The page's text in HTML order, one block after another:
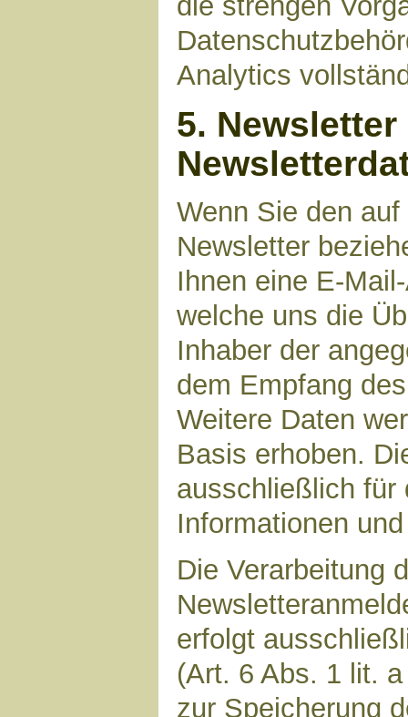
Analytics
5. Newsletter
Wenn Sie den
Newsletter
Ihnen eine E-
welche uns die
Inhaber der
dem Empfang
Weitere Daten
Basis erhoben.
ausschließlich für
Informationen
Die Verarbeitung
erfolgt
(Art. 6 Abs. 1 lit.
zur Speicherung